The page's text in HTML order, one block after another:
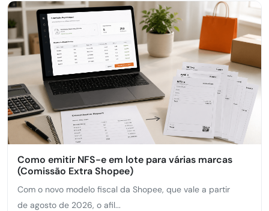
Como emitir NFS-e em lote para várias marcas
(Comissão Extra Shopee)
Com o novo modelo fiscal da Shopee, que vale a partir
de agosto de 2026, o afil...